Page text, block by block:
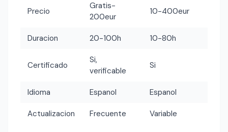
Precio
Gratis-
200eur
10-400eur
Duracion 20-100h 10-80h
Certificado
Si,
verificable
Si
Idioma Espanol Espanol
Actualizacion Frecuente Variable